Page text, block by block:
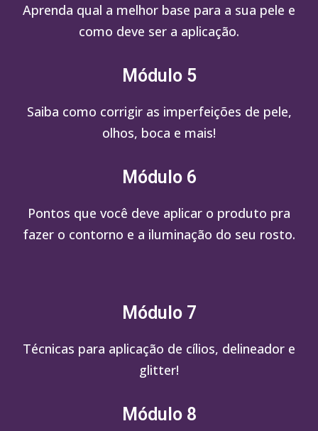
Aprenda qual a melhor base para a sua pele e
como deve ser a aplicação.
Módulo 5
Saiba como corrigir as imperfeições de pele,
olhos, boca e mais!
Módulo 6
Pontos que você deve aplicar o produto pra
fazer o contorno e a iluminação do seu rosto.
Módulo 7
Técnicas para aplicação de cílios, delineador e
glitter!
Módulo 8